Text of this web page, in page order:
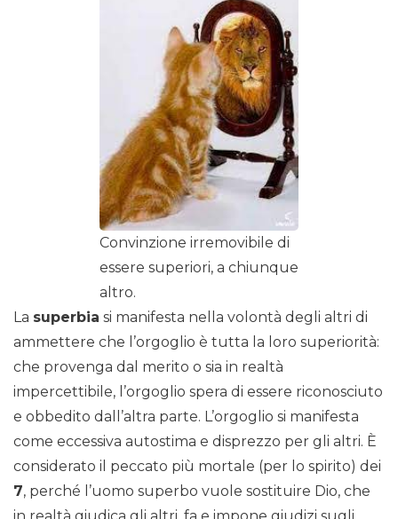
Convinzione irremovibile di
essere superiori, a chiunque
altro.
La superbia si manifesta nella volontà degli altri di
ammettere che l’orgoglio è tutta la loro superiorità:
che provenga dal merito o sia in realtà
impercettibile, l’orgoglio spera di essere riconosciuto
e obbedito dall’altra parte. L’orgoglio si manifesta
come eccessiva autostima e disprezzo per gli altri. È
considerato il peccato più mortale (per lo spirito) dei
7, perché l’uomo superbo vuole sostituire Dio, che